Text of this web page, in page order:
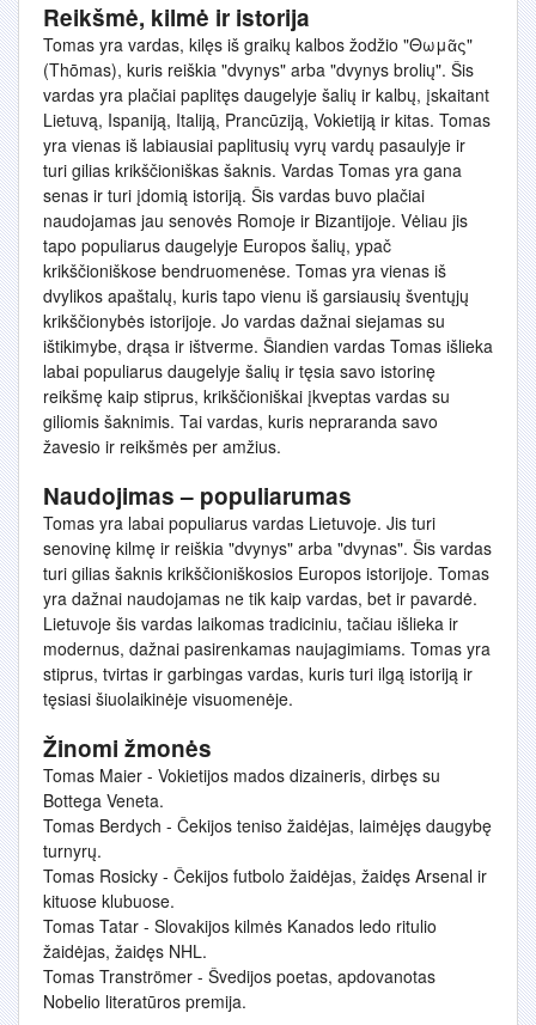
Reikšmė, kilmė ir istorija
Tomas yra vardas, kilęs iš graikų kalbos žodžio "Θωμᾶς"
(Thōmas), kuris reiškia "dvynys" arba "dvynys brolių". Šis
vardas yra plačiai paplitęs daugelyje šalių ir kalbų, įskaitant
Lietuvą, Ispaniją, Italiją, Prancūziją, Vokietiją ir kitas. Tomas
yra vienas iš labiausiai paplitusių vyrų vardų pasaulyje ir
turi gilias krikščioniškas šaknis. Vardas Tomas yra gana
senas ir turi įdomią istoriją. Šis vardas buvo plačiai
naudojamas jau senovės Romoje ir Bizantijoje. Vėliau jis
tapo populiarus daugelyje Europos šalių, ypač
krikščioniškose bendruomenėse. Tomas yra vienas iš
dvylikos apaštalų, kuris tapo vienu iš garsiausių šventųjų
krikščionybės istorijoje. Jo vardas dažnai siejamas su
ištikimybe, drąsa ir ištverme. Šiandien vardas Tomas išlieka
labai populiarus daugelyje šalių ir tęsia savo istorinę
reikšmę kaip stiprus, krikščioniškai įkveptas vardas su
giliomis šaknimis. Tai vardas, kuris nepraranda savo
žavesio ir reikšmės per amžius.
Naudojimas – populiarumas
Tomas yra labai populiarus vardas Lietuvoje. Jis turi
senovinę kilmę ir reiškia "dvynys" arba "dvynas". Šis vardas
turi gilias šaknis krikščioniškosios Europos istorijoje. Tomas
yra dažnai naudojamas ne tik kaip vardas, bet ir pavardė.
Lietuvoje šis vardas laikomas tradiciniu, tačiau išlieka ir
modernus, dažnai pasirenkamas naujagimiams. Tomas yra
stiprus, tvirtas ir garbingas vardas, kuris turi ilgą istoriją ir
tęsiasi šiuolaikinėje visuomenėje.
Žinomi žmonės
Tomas Maier - Vokietijos mados dizaineris, dirbęs su
Bottega Veneta.
Tomas Berdych - Čekijos teniso žaidėjas, laimėjęs daugybę
turnyrų.
Tomas Rosicky - Čekijos futbolo žaidėjas, žaidęs Arsenal ir
kituose klubuose.
Tomas Tatar - Slovakijos kilmės Kanados ledo ritulio
žaidėjas, žaidęs NHL.
Tomas Tranströmer - Švedijos poetas, apdovanotas
Nobelio literatūros premija.